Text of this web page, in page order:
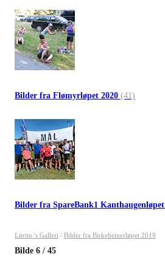
Bilder fra Flømyrløpet 2020 (41)
Bilder fra SpareBank1 Kanthaugenløpet
Litrim 's Galleri / Bilder fra Birkebeinerløpet 2019
Bilde 6 / 45